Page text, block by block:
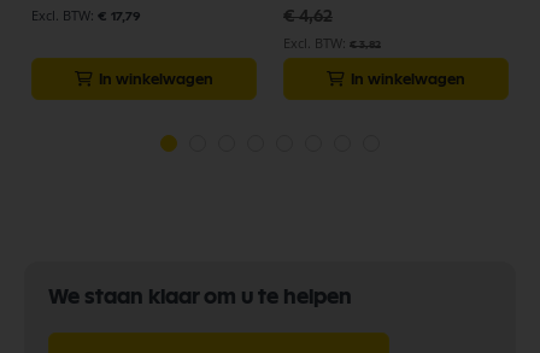
€ 17,79
In winkelwagen
€ 4,62
€ 3,82
In winkelwagen
We staan klaar om u te helpen